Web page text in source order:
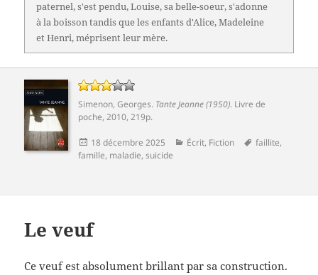
paternel, s'est pendu, Louise, sa belle-soeur, s'adonne
à la boisson tandis que les enfants d'Alice, Madeleine
et Henri, méprisent leur mère.
Simenon, Georges. Tante Jeanne (1950). Livre de
poche, 2010, 219p.
Publié
le
18 décembre 2025 Catégories
Écrit, Fiction
Mots-
faillite,
famille, maladie,suicide
Le veuf
Ce veuf est absolument brillant par sa construction.